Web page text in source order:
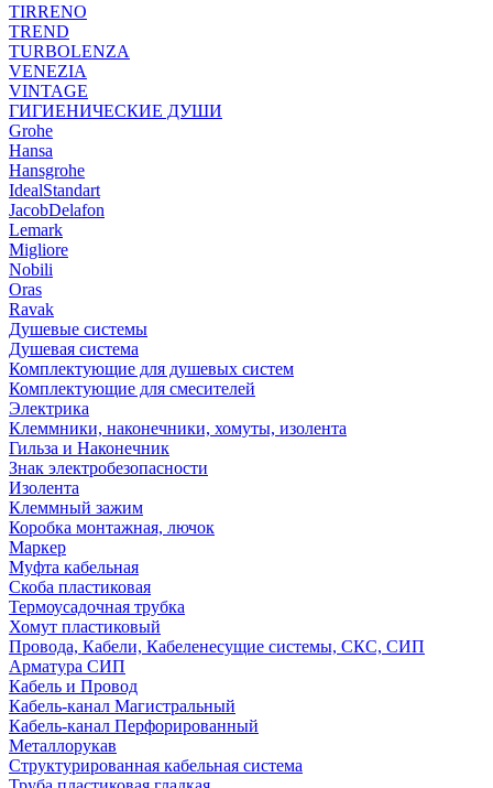
TIRRENO
TREND
TURBOLENZA
VENEZIA
VINTAGE
ГИГИЕНИЧЕСКИЕ ДУШИ
Grohe
Hansa
Hansgrohe
IdealStandart
JacobDelafon
Lemark
Migliore
Nobili
Oras
Ravak
Душевые системы
Душевая система
Комплектующие для душевых систем
Комплектующие для смесителей
Электрика
Клеммники, наконечники, хомуты, изолента
Гильза и Наконечник
Знак электробезопасности
Изолента
Клеммный зажим
Коробка монтажная, лючок
Маркер
Муфта кабельная
Скоба пластиковая
Термоусадочная трубка
Хомут пластиковый
Провода, Кабели, Кабеленесущие системы, СКС, СИП
Арматура СИП
Кабель и Провод
Кабель-канал Магистральный
Кабель-канал Перфорированный
Металлорукав
Структурированная кабельная система